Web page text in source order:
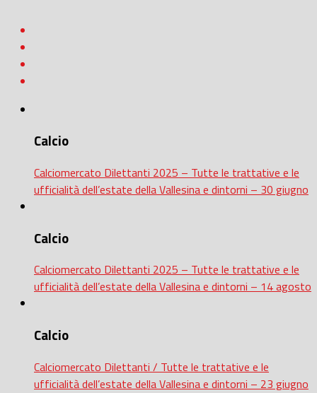
Calcio
Calciomercato Dilettanti 2025 – Tutte le trattative e le
ufficialità dell’estate della Vallesina e dintorni – 30 giugno
Calcio
Calciomercato Dilettanti 2025 – Tutte le trattative e le
ufficialità dell’estate della Vallesina e dintorni – 14 agosto
Calcio
Calciomercato Dilettanti / Tutte le trattative e le
ufficialità dell’estate della Vallesina e dintorni – 23 giugno